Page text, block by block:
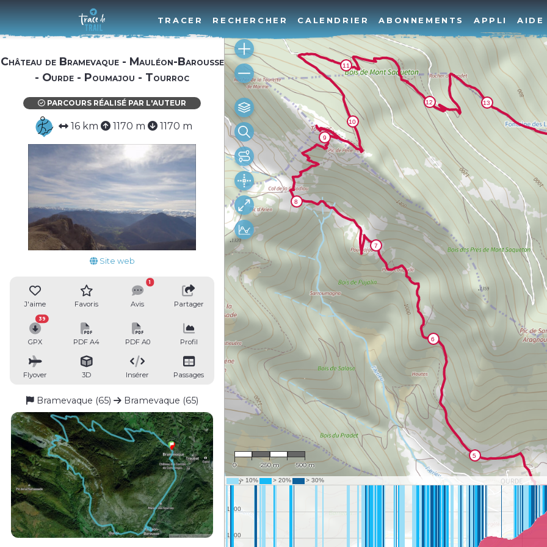
TRACER RECHERCHER CALENDRIER ABONNEMENTS APPLI AIDE
Château de Bramevaque - Mauléon-Barousse
- Ourde - Poumajou - Tourroc
PARCOURS RÉALISÉ PAR L'AUTEUR
16 km 1170 m 1170 m
Site web
J'aime Favoris Avis
1
Partager
GPX
39
PDF A4 PDF A0 Profil
Flyover 3D Insérer Passages
Bramevaque (65) Bramevaque (65)
1 : 15,352
0 250 m 500 m